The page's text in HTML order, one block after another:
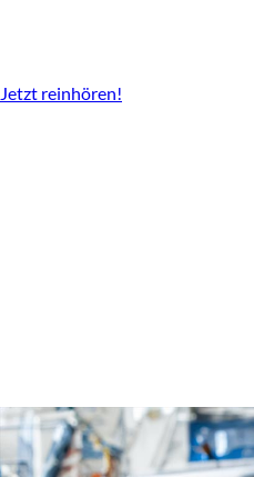
Jetzt reinhören!